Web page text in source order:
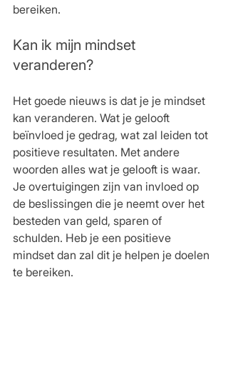
bereiken.
Kan ik mijn mindset
veranderen?
Het goede nieuws is dat je je mindset
kan veranderen. Wat je gelooft
beïnvloed je gedrag, wat zal leiden tot
positieve resultaten. Met andere
woorden alles wat je gelooft is waar.
Je overtuigingen zijn van invloed op
de beslissingen die je neemt over het
besteden van geld, sparen of
schulden. Heb je een positieve
mindset dan zal dit je helpen je doelen
te bereiken.